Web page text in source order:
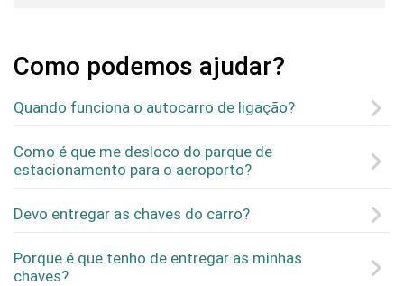
Como podemos ajudar?
Quando funciona o autocarro de ligação?
Como é que me desloco do parque de
estacionamento para o aeroporto?
Devo entregar as chaves do carro?
Porque é que tenho de entregar as minhas
chaves?